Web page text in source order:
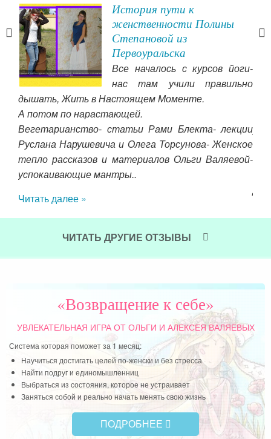
История пути к
женственности Полины
Степановой из
Первоуральска
Все началось с курсов йоги-
нас там учили правильно
дышать, Жить в Настоящем Моменте.
А потом по нарастающей.
Вегетарианство- статьи Рами Блекта- лекции
Руслана Нарушевича и Олега Торсунова- Женское
тепло рассказов и материалов Ольги Валяевой-
успокаивающие мантры..
Читать далее »
ЧИТАТЬ ДРУГИЕ ОТЗЫВЫ
«Возвращение к себе»
УВЛЕКАТЕЛЬНАЯ ИГРАОТ ОЛЬГИ И АЛЕКСЕЯ ВАЛЯЕВЫХ
Система которая поможет за 1 месяц:
Научиться достигать целей по-женски и без стресса
Найти подруг и единомышленниц
Выбраться из состояния, которое не устраивает
Заняться собой и реально начать менять свою жизнь
ПОДРОБНЕЕ